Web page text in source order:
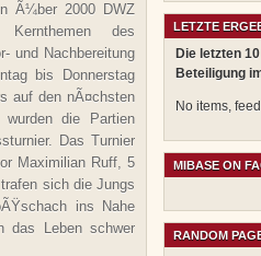
Ã¼ber 2000 DWZ
Kernthemen des
und Nachbereitung
bis Donnerstag
auf den nÃ¤chsten
die Partien
Das Turnier
Maximilian Ruff, 5
sich die Jungs
ins Nahe
das Leben schwer
LETZTE
Die letzten
Beteiligung
No items,
MIBASE ON
RANDOM